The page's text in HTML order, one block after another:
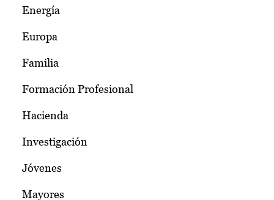
Energía
Europa
Familia
Formación Profesional
Hacienda
Investigación
Jóvenes
Mayores